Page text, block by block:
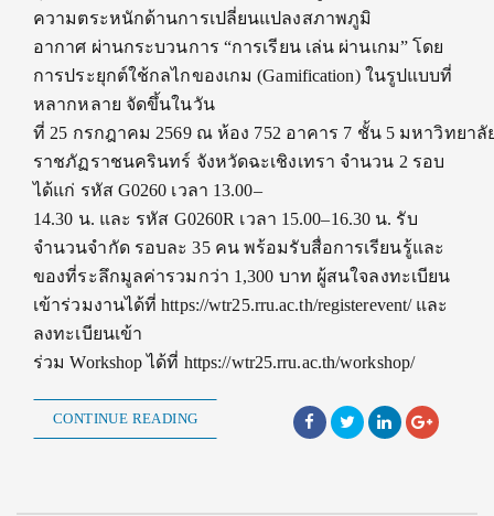
ความตระหนักด้านการเปลี่ยนแปลงสภาพภูมิ
อากาศ ผ่านกระบวนการ “การเรียน เล่น ผ่านเกม” โดย
การประยุกต์ใช้กลไกของเกม (Gamification) ในรูปแบบที่
หลากหลาย จัดขึ้นในวัน
ที่ 25 กรกฎาคม 2569 ณ ห้อง 752 อาคาร 7 ชั้น 5 มหาวิทยาลั
ราชภัฏราชนครินทร์ จังหวัดฉะเชิงเทรา จำนวน 2 รอบ
ได้แก่ รหัส G0260 เวลา 13.00–
14.30 น. และ รหัส G0260R เวลา 15.00–16.30 น. รับ
จำนวนจำกัด รอบละ 35 คน พร้อมรับสื่อการเรียนรู้และ
ของที่ระลึกมูลค่ารวมกว่า 1,300 บาท ผู้สนใจลงทะเบียน
เข้าร่วมงานได้ที่ https://wtr25.rru.ac.th/registerevent/ และ
ลงทะเบียนเข้า
ร่วม Workshop ได้ที่ https://wtr25.rru.ac.th/workshop/
CONTINUE READING